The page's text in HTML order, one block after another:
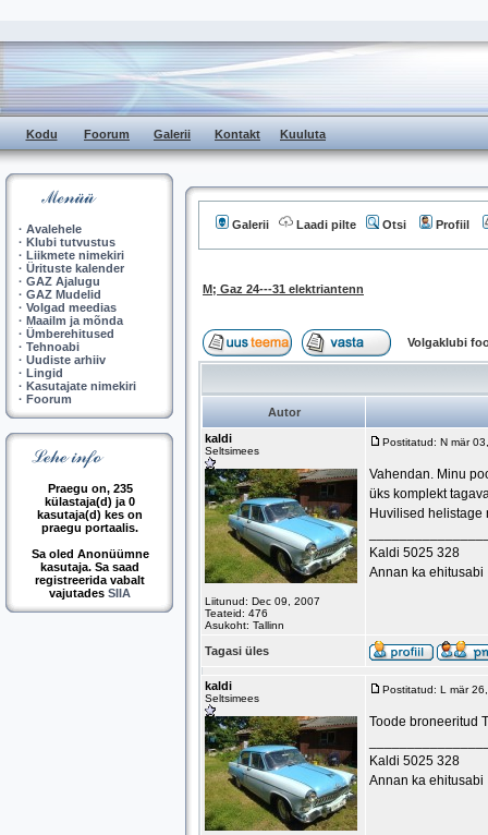
Kodu Foorum Galerii Kontakt Kuuluta
· Avalehele
· Klubi tutvustus
· Liikmete nimekiri
· Ürituste kalender
· GAZ Ajalugu
· GAZ Mudelid
· Volgad meedias
· Maailm ja mõnda
· Ümberehitused
· Tehnoabi
· Uudiste arhiiv
· Lingid
· Kasutajate nimekiri
· Foorum
Praegu on, 235
külastaja(d) ja 0
kasutaja(d) kes on
praegu portaalis.
Sa oled Anonüümne
kasutaja. Sa saad
registreerida vabalt
vajutades SIIA
Galerii Laadi pilte Otsi Profiil
M; Gaz 24---31 elektriantenn
Volgaklubi
Autor
kaldi
Seltsimees
Liitunud: Dec 09, 2007
Teateid: 476
Asukoht: Tallinn
Postitatud: N mär
Vahendan. Minu
üks komplekt
Huvilised helistage
Kaldi 5025 328
Annan ka ehitusabi
Tagasi üles
kaldi
Seltsimees
Postitatud: L mär
Toode broneeritud
Kaldi 5025 328
Annan ka ehitusabi